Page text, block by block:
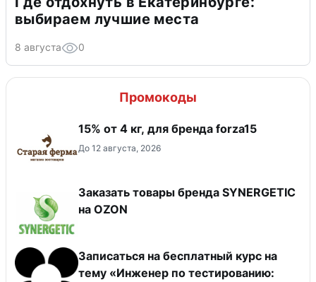
выбираем лучшие места
8 августа 0
Промокоды
15% от 4 кг, для бренда forza15
До 12 августа, 2026
Заказать товары бренда SYNERGETIC
на OZON
Записаться на бесплатный курс на
тему «Инженер по тестированию: